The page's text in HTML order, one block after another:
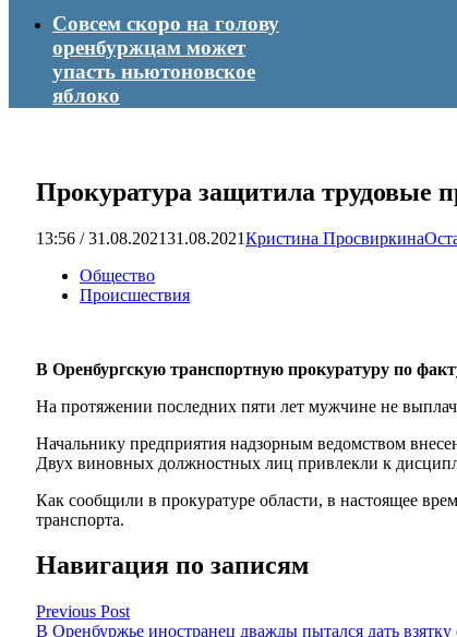
Совсем скоро на голову
оренбуржцам может
упасть ньютоновское
яблоко
Прокуратура защитила трудовые
13:56 / 31.08.202131.08.2021Кристина Просвиркина
Общество
Происшествия
В Оренбургскую транспортную прокуратуру по
На протяжении последних пяти лет мужчине не
Начальнику предприятия надзорным ведомством
Двух виновных должностных лиц привлекли к
Как сообщили в прокуратуре области, в настоящее
транспорта.
Навигация по записям
Previous Post
В Оренбуржье иностранец дважды пытался дать